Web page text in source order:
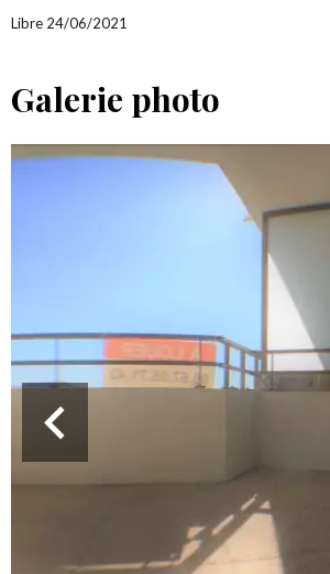
Libre 24/06/2021
Galerie photo